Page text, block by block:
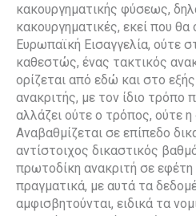
κακουργηματικής φύσεως,
κακουργηματικές, εκεί που θα
Ευρωπαϊκή Εισαγγελία, ούτε
καθεστώς, ένας τακτικός
ορίζεται από εδώ και στο
ανακριτής, με τον ίδιο τρόπο
αλλάζει ούτε ο τρόπος, ούτε η
Αναβαθμίζεται σε επίπεδο
αντίστοιχος δικαστικός
πρωτοδίκη ανακριτή σε εφέτη
πραγματικά, με αυτά τα
αμφισβητούνται, ειδικά τα